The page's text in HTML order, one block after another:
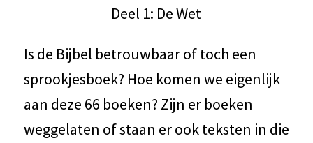
Deel 1: De Wet
Is de Bijbel betrouwbaar of toch een
sprookjesboek? Hoe komen we eigenlijk
aan deze 66 boeken? Zijn er boeken
weggelaten of staan er ook teksten in die